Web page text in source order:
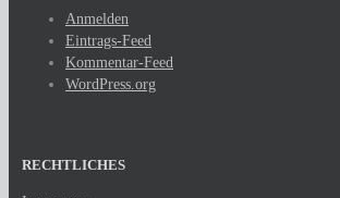
Anmelden
Eintrags-Feed
Kommentar-Feed
WordPress.org
RECHTLICHES